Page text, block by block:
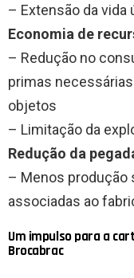
– Extensão da vida
Economia de
– Redução no
primas
objetos
– Limitação da
Redução da
– Menos produção
associadas ao
Um impulso para a
Brocabrac